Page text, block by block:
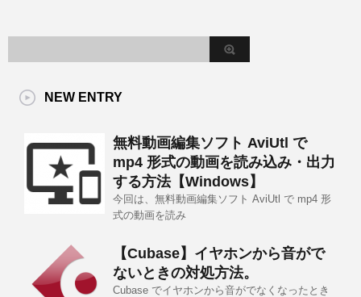
NEW ENTRY
無料動画編集ソフト AviUtl で
mp4 形式の動画を読み込み・出力
する方法【Windows】
今回は、無料動画編集ソフト AviUtl で mp4 形
式の動画を読み
【Cubase】イヤホンから音がで
ないときの対処方法。
Cubase でイヤホンから音がでなくなったとき